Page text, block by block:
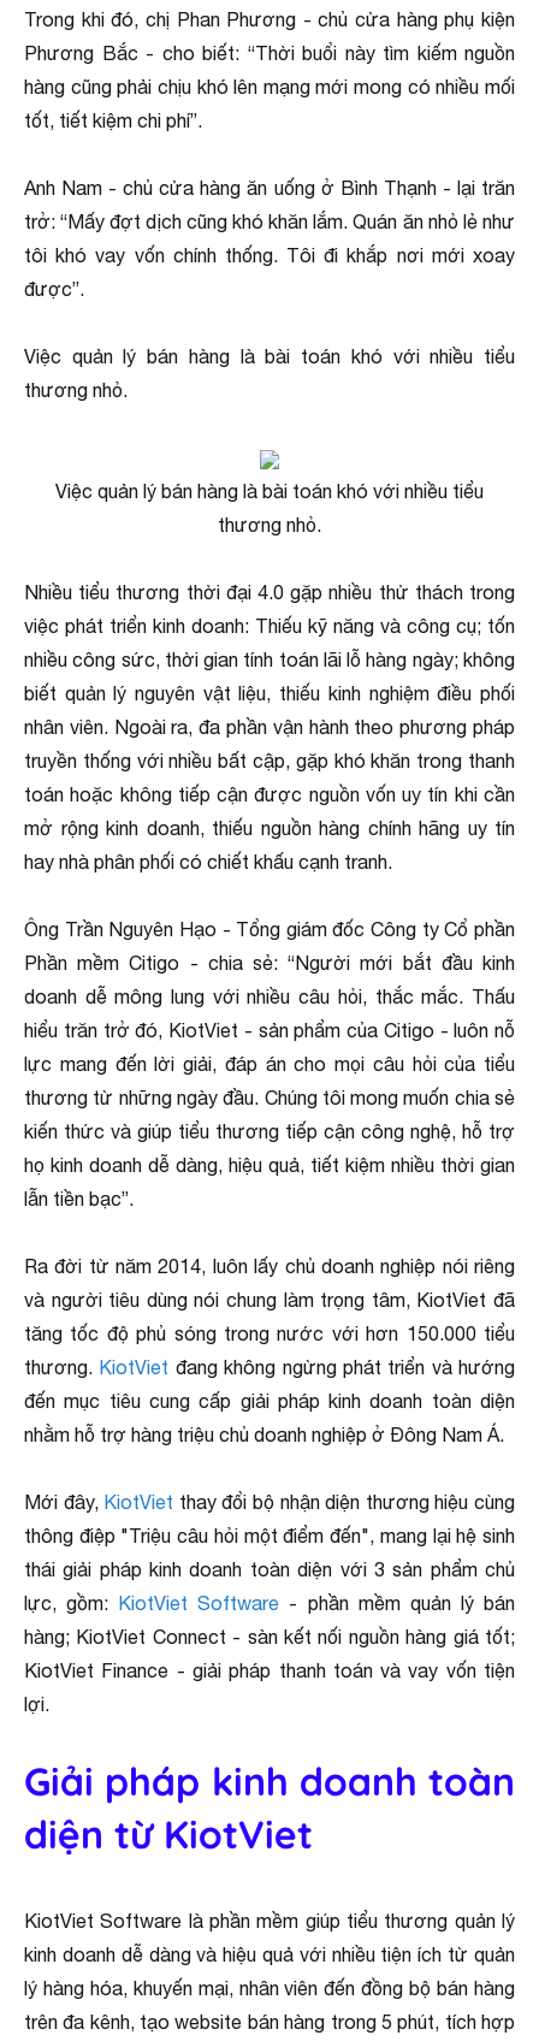
Trong khi đó, chị Phan Phương - chủ cửa hàng phụ kiện
Phương Bắc - cho biết: “Thời buổi này tìm kiếm nguồn
hàng cũng phải chịu khó lên mạng mới mong có nhiều mối
tốt, tiết kiệm chi phí”.
Anh Nam - chủ cửa hàng ăn uống ở Bình Thạnh - lại trăn
trở: “Mấy đợt dịch cũng khó khăn lắm. Quán ăn nhỏ lẻ như
tôi khó vay vốn chính thống. Tôi đi khắp nơi mới xoay
được”.
Việc quản lý bán hàng là bài toán khó với nhiều tiểu
thương nhỏ.
Việc quản lý bán hàng là bài toán khó với nhiều tiểu
thương nhỏ.
Nhiều tiểu thương thời đại 4.0 gặp nhiều thử thách trong
việc phát triển kinh doanh: Thiếu kỹ năng và công cụ; tốn
nhiều công sức, thời gian tính toán lãi lỗ hàng ngày; không
biết quản lý nguyên vật liệu, thiếu kinh nghiệm điều phối
nhân viên. Ngoài ra, đa phần vận hành theo phương pháp
truyền thống với nhiều bất cập, gặp khó khăn trong thanh
toán hoặc không tiếp cận được nguồn vốn uy tín khi cần
mở rộng kinh doanh, thiếu nguồn hàng chính hãng uy tín
hay nhà phân phối có chiết khấu cạnh tranh.
Ông Trần Nguyên Hạo - Tổng giám đốc Công ty Cổ phần
Phần mềm Citigo - chia sẻ: “Người mới bắt đầu kinh
doanh dễ mông lung với nhiều câu hỏi, thắc mắc. Thấu
hiểu trăn trở đó, KiotViet - sản phẩm của Citigo - luôn nỗ
lực mang đến lời giải, đáp án cho mọi câu hỏi của tiểu
thương từ những ngày đầu. Chúng tôi mong muốn chia sẻ
kiến thức và giúp tiểu thương tiếp cận công nghệ, hỗ trợ
họ kinh doanh dễ dàng, hiệu quả, tiết kiệm nhiều thời gian
lẫn tiền bạc”.
Ra đời từ năm 2014, luôn lấy chủ doanh nghiệp nói riêng
và người tiêu dùng nói chung làm trọng tâm, KiotViet đã
tăng tốc độ phủ sóng trong nước với hơn 150.000 tiểu
thương. KiotViet đang không ngừng phát triển và hướng
đến mục tiêu cung cấp giải pháp kinh doanh toàn diện
nhằm hỗ trợ hàng triệu chủ doanh nghiệp ở Đông Nam Á.
Mới đây, KiotViet thay đổi bộ nhận diện thương hiệu cùng
thông điệp "Triệu câu hỏi một điểm đến", mang lại hệ sinh
thái giải pháp kinh doanh toàn diện với 3 sản phẩm chủ
lực, gồm: KiotViet Software - phần mềm quản lý bán
hàng; KiotViet Connect - sàn kết nối nguồn hàng giá tốt;
KiotViet Finance - giải pháp thanh toán và vay vốn tiện
lợi.
Giải pháp kinh doanh toàn
diện từ KiotViet
KiotViet Software là phần mềm giúp tiểu thương quản lý
kinh doanh dễ dàng và hiệu quả với nhiều tiện ích từ quản
lý hàng hóa, khuyến mại, nhân viên đến đồng bộ bán hàng
trên đa kênh, tạo website bán hàng trong 5 phút, tích hợp